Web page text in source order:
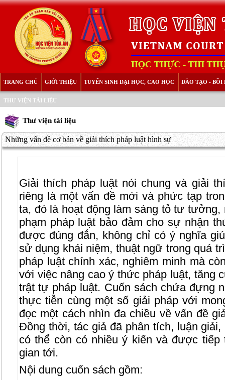
TRANG CHỦ GIỚI THIỆU TUYỂN SINH ĐẠI HỌC, CAO HỌC ĐÀO TẠO - BỒI
THƯ VIỆN TÀI LIỆU
Thư viện tài liệu
Những vấn đề cơ bản về giải thích pháp luật hình sự
Giải thích pháp luật nói chung và giải
riêng là một vấn đề mới và phức tạp
ta, đó là hoạt động làm sáng tỏ tư tưởng,
phạm pháp luật bảo đảm cho sự nhận
được đúng đắn, không chỉ có ý nghĩa
sử dụng khái niệm, thuật ngữ trong quá
pháp luật chính xác, nghiêm minh mà
với việc nâng cao ý thức pháp luật, tăng
trật tự pháp luật. Cuốn sách chứa đựng
thực tiễn cùng một số giải pháp với
đọc một cách nhìn đa chiều về vấn đề
Đồng thời, tác giả đã phân tích, luận
có thể còn có nhiều ý kiến và được tiếp
gian tới.
Nội dung cuốn sách gồm: